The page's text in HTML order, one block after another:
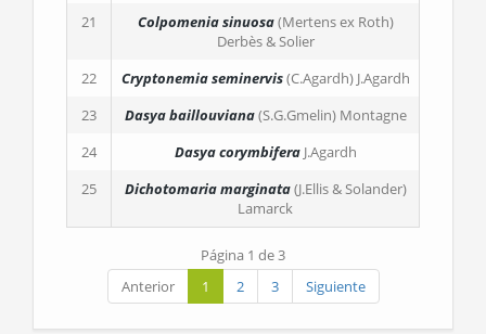
21
Colpomenia sinuosa(Mertens ex Roth)
Derbès & Solier
22
Cryptonemia seminervis(C.Agardh) J.Agardh
23
Dasya baillouviana(S.G.Gmelin) Montagne
24
Dasya corymbifera J.Agardh
25
Dichotomaria marginata(J.Ellis & Solander)
Lamarck
Página 1 de 3
Anterior
1 2 3 Siguiente